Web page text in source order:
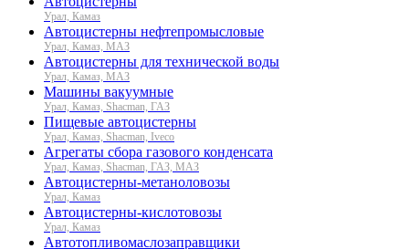
Урал, Камаз
Автоцистерны нефтепромысловые
Урал, Камаз, МАЗ
Автоцистерны для технической воды
Урал, Камаз, МАЗ
Машины вакуумные
Урал, Камаз, Shacman, ГАЗ
Пищевые автоцистерны
Урал, Камаз, Shacman, Iveco
Агрегаты сбора газового конденсата
Урал, Камаз, Shacman, ГАЗ, МАЗ
Автоцистерны-метаноловозы
Урал, Камаз
Автоцистерны-кислотовозы
Урал, Камаз
Автотопливомаслозаправщики